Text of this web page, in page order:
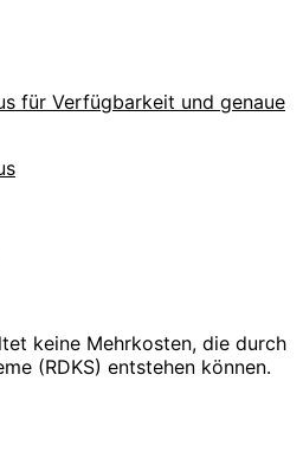
für Verfügbarkeit und genaue
keine Mehrkosten, die durch
(RDKS) entstehen können.